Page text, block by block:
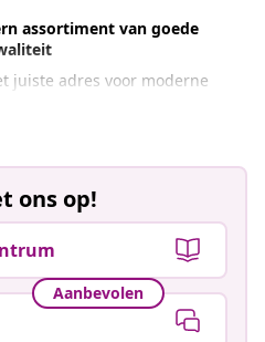
assortiment van goede
juiste adres voor moderne
artikelen van ons eigen
merken hebben we in
stijlvolle meubelen
, bij ons vind je het
& industriële producten
je inspireren door onze
precies wat je nodig hebt.
ons op!
Aanbevolen